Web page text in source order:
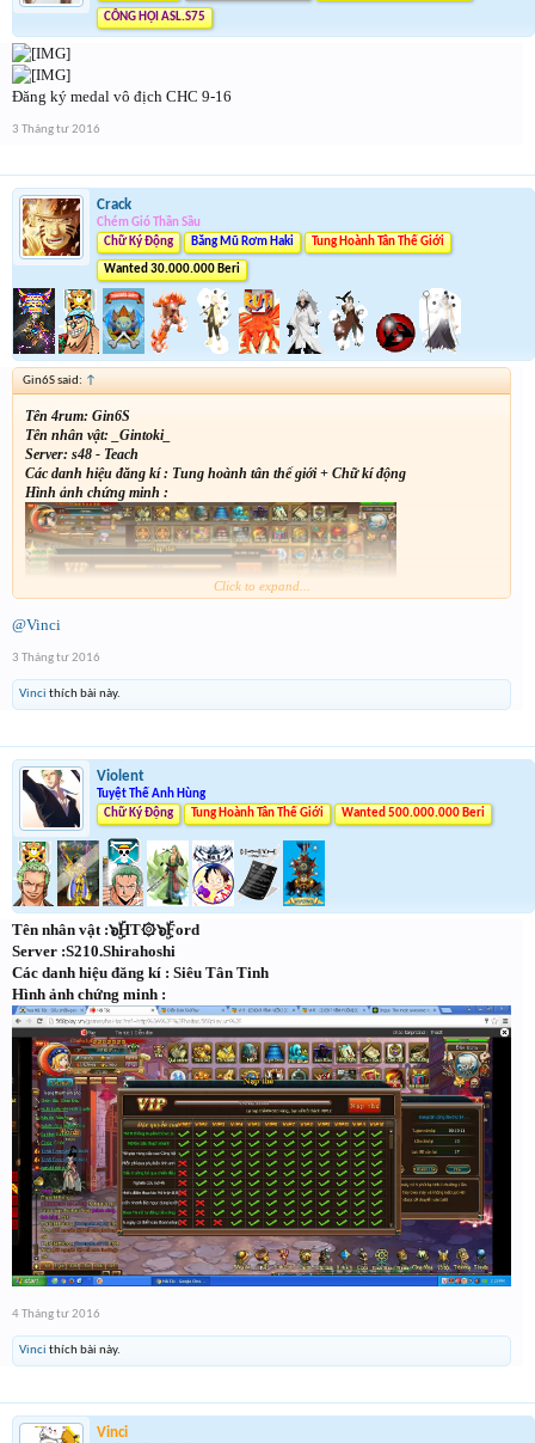
CÔNG HỘI ASL.S75
Đăng ký medal vô địch CHC 9-16
3 Tháng tư 2016
Crack
Chém Gió Thần Sầu
Chữ Ký Động
Băng Mũ Rơm Haki Tung Hoành Tân Thế Giới
Wanted 30.000.000 Beri
Gin6S said: ↑
Tên 4rum: Gin6S
Tên nhân vật: _Gintoki_
Server: s48 - Teach
Các danh hiệu đăng kí : Tung hoành tân thế giới + Chữ kí động
Hình ảnh chứng minh :
Click to expand...
@Vinci
3 Tháng tư 2016
Vinci thích bài này.
Violent
Tuyệt Thế Anh Hùng
Chữ Ký Động
Tung Hoành Tân Thế Giới Wanted 500.000.000 Beri
Tên nhân vật :๖ۣۜHT۞๖ۣۜFord
Server :S210.Shirahoshi
Các danh hiệu đăng kí : Siêu Tân Tinh
Hình ảnh chứng minh :
4 Tháng tư 2016
Vinci thích bài này.
Vinci